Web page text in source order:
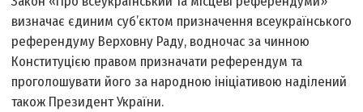
визначає єдиним суб’єктом призначення всеукраїнського
референдуму Верховну Раду, водночас за чинною
Конституцією правом призначати референдум та
проголошувати його за народною ініціативою наділений
також Президент України.